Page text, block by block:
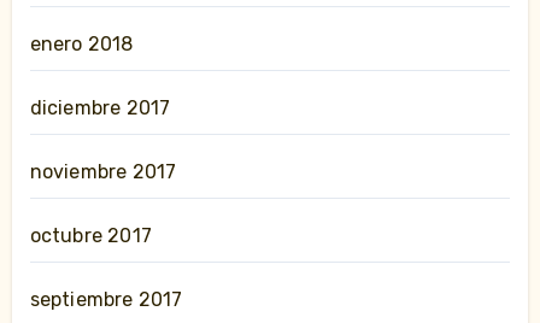
enero 2018
diciembre 2017
noviembre 2017
octubre 2017
septiembre 2017